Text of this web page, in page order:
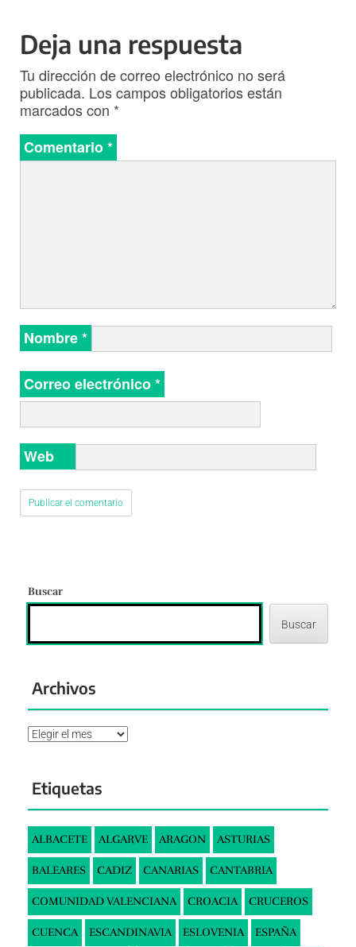
Deja una respuesta
Tu dirección de correo electrónico no será
publicada. Los campos obligatorios están
marcados con *
Comentario*
Nombre*
Correo electrónico*
Web
Buscar
Buscar
Archivos
Archivos
Etiquetas
ALBACETE ALGARVE ARAGON ASTURIAS
BALEARES CADIZ CANARIAS CANTABRIA
COMUNIDAD VALENCIANA CROACIA CRUCEROS
CUENCA ESCANDINAVIA ESLOVENIA ESPAÑA